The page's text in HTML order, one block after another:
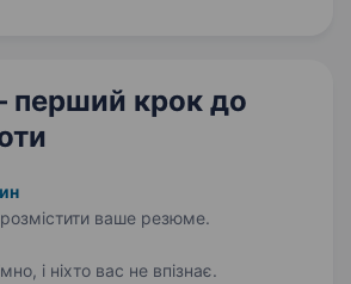
крок до
ваше резюме.
і ніхто вас не впізнає.